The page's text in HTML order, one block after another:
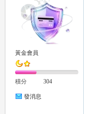
黃金會員
積分 304
發消息